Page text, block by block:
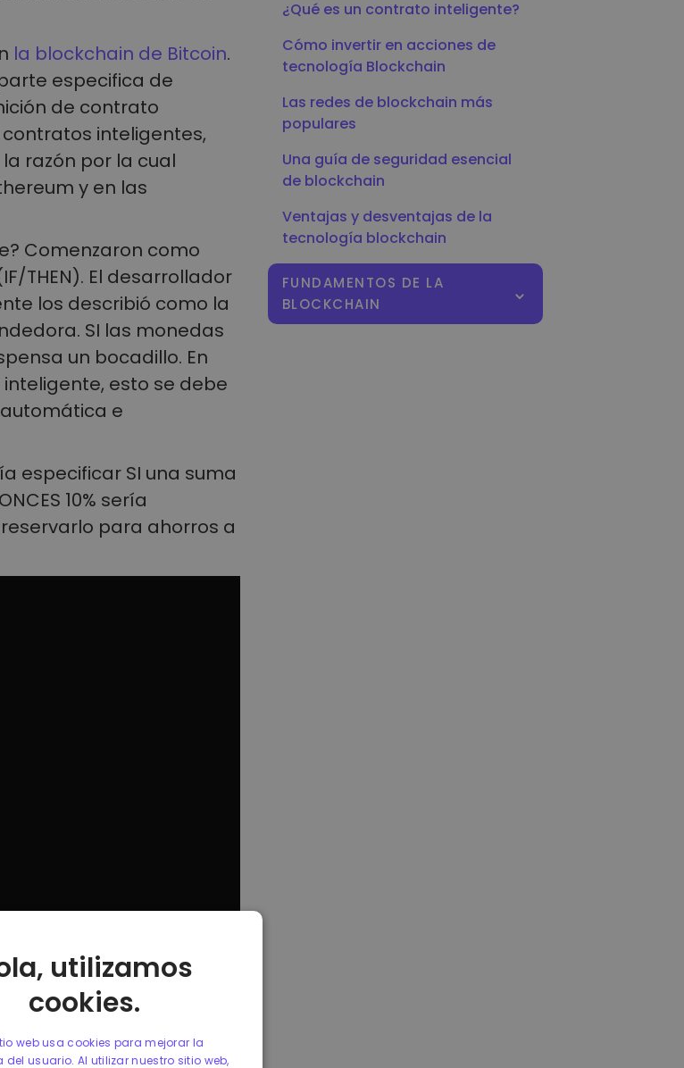
la blockchain de Bitcoin.
especifica de
de contrato
inteligentes,
la razón por la cual
y en las
Comenzaron como
THEN). El desarrollador
los describió como la
SI las monedas
un bocadillo. En
esto se debe
e
especificar SI una suma
10% sería
para ahorros a
¿Qué es un contrato inteligente?
Cómo invertir en acciones de
tecnología Blockchain
Las redes de blockchain más
populares
Una guía de seguridad esencial
de blockchain
Ventajas y desventajas de la
tecnología blockchain
FUNDAMENTOS DE LA
BLOCKCHAIN
utilizamos
cookies.
web usa cookies para mejorar la
del usuario. Al utilizar nuestro sitio web,